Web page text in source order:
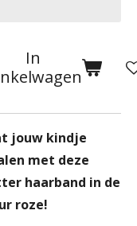
In
jouw kindje
met deze
haarband in de
roze!